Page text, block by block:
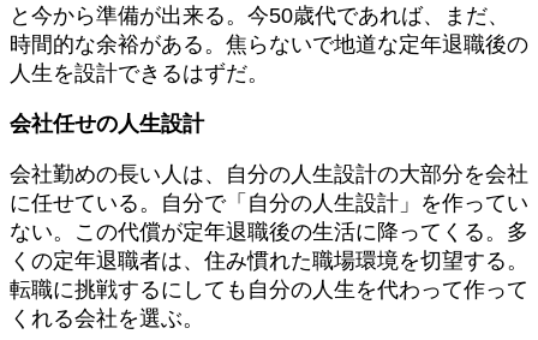
と今から準備が出来る。今50歳代であれば、まだ、
時間的な余裕がある。焦らないで地道な定年退職後の
人生を設計できるはずだ。
会社任せの人生設計
会社勤めの長い人は、自分の人生設計の大部分を会社
に任せている。自分で「自分の人生設計」を作ってい
ない。この代償が定年退職後の生活に降ってくる。多
くの定年退職者は、住み慣れた職場環境を切望する。
転職に挑戦するにしても自分の人生を代わって作って
くれる会社を選ぶ。